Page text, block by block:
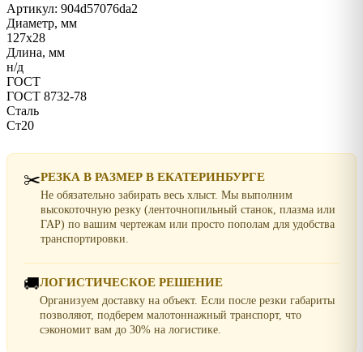
Артикул: 904d57076da2
Диаметр, мм
127х28
Длина, мм
н/д
ГОСТ
ГОСТ 8732-78
Сталь
Ст20
✂️РЕЗКА В РАЗМЕР В ЕКАТЕРИНБУРГЕ
Не обязательно забирать весь хлыст. Мы выполним
высокоточную резку (ленточнопильный станок, плазма или
ГАР) по вашим чертежам или просто пополам для удобства
транспортировки.
🚚ЛОГИСТИЧЕСКОЕ РЕШЕНИЕ
Организуем доставку на объект. Если после резки габариты
позволяют, подберем малотоннажный транспорт, что
сэкономит вам до 30% на логистике.